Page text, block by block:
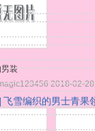
装
2018-02-28
飞雪编织的男士青果